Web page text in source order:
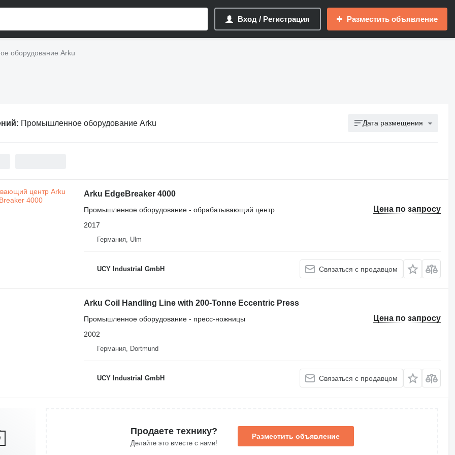
Вход / Регистрация Разместить объявление
оборудование Arku
Промышленное оборудование Arku Дата размещения
Arku EdgeBreaker 4000
Цена по запросу
Промышленное оборудование - обрабатывающий центр
2017
Германия, Ulm
UCY Industrial GmbH Связаться с продавцом
Arku Coil Handling Line with 200-Tonne Eccentric Press
Цена по запросу
Промышленное оборудование - пресс-ножницы
2002
Германия, Dortmund
UCY Industrial GmbH Связаться с продавцом
Продаете технику?
Делайте это вместе с нами!
Разместить объявление